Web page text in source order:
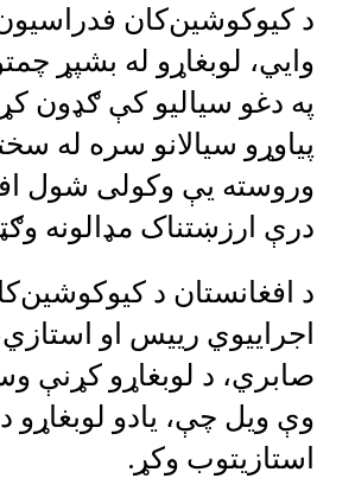
د کیوکوشین‌کان
وایي، لوبغاړو له بشپړ
په دغو سیالیو کې ګډون
پیاوړو سیالانو سره له
وروسته یې وکولی شول
درې ارزښتناک مډالونه
د افغانستان د
اجراییوي رییس او
صابري، د لوبغاړو کړنې
وې ویل چې، یادو لوبغاړو
استازیتوب وکړ.